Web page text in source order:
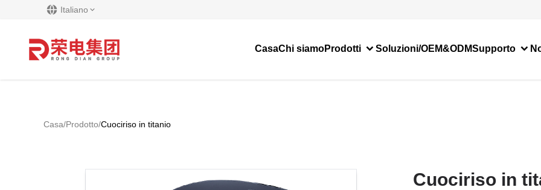
Italiano
CasaChi siamoProdotti Soluzioni/OEM&ODMSupporto
Casa/Prodotto/Cuociriso in titanio
Cuociriso in